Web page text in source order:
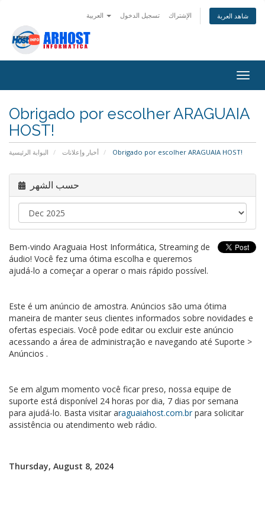
تسجيل الدخول الإشتراك شاهد العربة
Obrigado por escolher ARAGUAIA
HOST!
البوابة الرئيسية أخبار وإعلانات Obrigado por escolher ARAGUAIA HOST!
حسب الشهر
Bem-vindo Araguaia Host Informática, Streaming de
áudio! Você fez uma ótima escolha e queremos
ajudá-lo a começar a operar o mais rápido possível.
Este é um anúncio de amostra. Anúncios são uma ótima
maneira de manter seus clientes informados sobre novidades e
ofertas especiais. Você pode editar ou excluir este anúncio
acessando a área de administração e navegando até Suporte >
Anúncios .
Se em algum momento você ficar preso, nossa equipe de
suporte está disponível 24 horas por dia, 7 dias por semana
para ajudá-lo. Basta visitar araguaiahost.com.brpara solicitar
assistência ou atendimento web rádio.
Thursday, August 8, 2024